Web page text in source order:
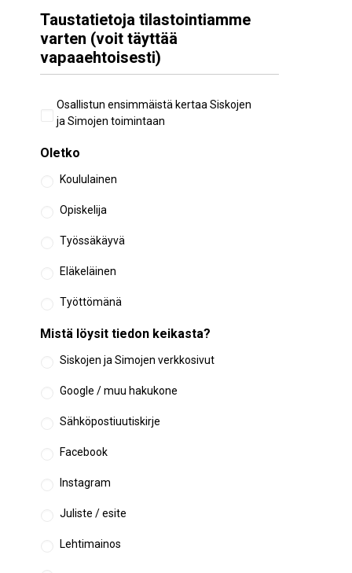
Taustatietoja tilastointiamme
varten (voit täyttää
vapaaehtoisesti)
Aiempi
osallistuminen
Osallistun ensimmäistä kertaa Siskojen
ja Simojen toimintaan
Oletko
Koululainen
Opiskelija
Työssäkäyvä
Eläkeläinen
Työttömänä
Mistä löysit tiedon keikasta?
Siskojen ja Simojen verkkosivut
Google / muu hakukone
Sähköpostiuutiskirje
Facebook
Instagram
Juliste / esite
Lehtimainos